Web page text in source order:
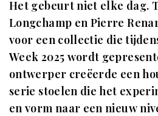
Het gebeurt niet elke dag.
Longchamp en Pierre
voor een collectie die
Week 2025 wordt
ontwerper creëerde een
serie stoelen die het
en vorm naar een nieuw